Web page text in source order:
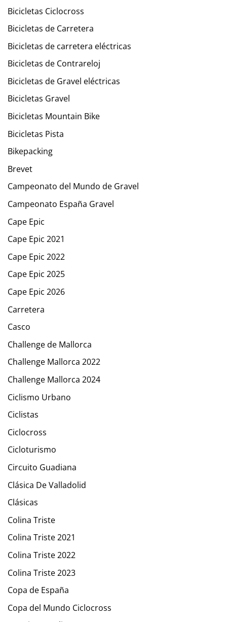
Bicicletas Ciclocross
Bicicletas de Carretera
Bicicletas de carretera eléctricas
Bicicletas de Contrareloj
Bicicletas de Gravel eléctricas
Bicicletas Gravel
Bicicletas Mountain Bike
Bicicletas Pista
Bikepacking
Brevet
Campeonato del Mundo de Gravel
Campeonato España Gravel
Cape Epic
Cape Epic 2021
Cape Epic 2022
Cape Epic 2025
Cape Epic 2026
Carretera
Casco
Challenge de Mallorca
Challenge Mallorca 2022
Challenge Mallorca 2024
Ciclismo Urbano
Ciclistas
Ciclocross
Cicloturismo
Circuito Guadiana
Clásica De Valladolid
Clásicas
Colina Triste
Colina Triste 2021
Colina Triste 2022
Colina Triste 2023
Copa de España
Copa del Mundo Ciclocross